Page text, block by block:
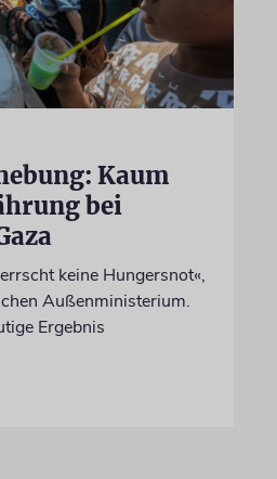
Kaum
bei
keine Hungersnot«,
Außenministerium.
Ergebnis